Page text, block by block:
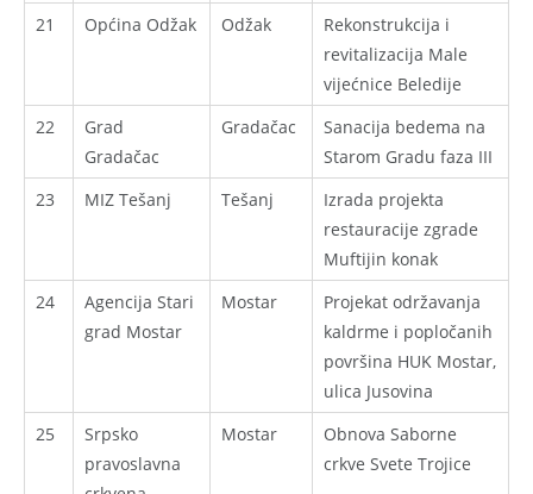
21
Općina Odžak Odžak
Rekonstrukcija i
revitalizacija Male
vijećnice Beledije
22
Grad
Gradačac
Gradačac
Sanacija bedema na
Starom Gradu faza III
23
MIZ Tešanj Tešanj
Izrada projekta
restauracije zgrade
Muftijin konak
24
Agencija Stari
grad Mostar
Mostar
Projekat održavanja
kaldrme i popločanih
površina HUK Mostar,
ulica Jusovina
25
Srpsko
pravoslavna
Mostar
Obnova Saborne
crkve Svete Trojice